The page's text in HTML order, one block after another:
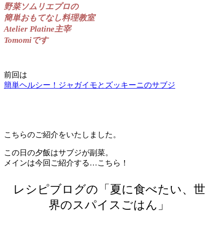
野菜ソムリエプロの
簡単おもてなし料理教室
Atelier Platine主宰
Tomomiです
前回は
簡単ヘルシー！ジャガイモとズッキーニのサブジ
こちらのご紹介をいたしました。
この日の夕飯はサブジが副菜。
メインは今回ご紹介する…こちら！
レシピブログの「夏に食べたい、世
界のスパイスごはん」